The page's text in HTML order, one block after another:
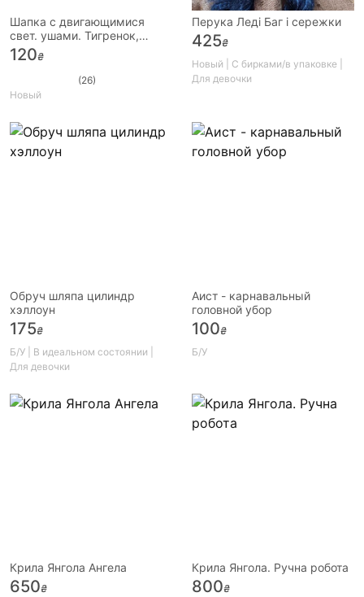
Шапка с двигающимися
свет. ушами. Тигренок,
120₴
(26)
Новый
Перука Леді Баг і сережки
425₴
Новый | С бирками/в упаковке |
Для девочки
Обруч шляпа цилиндр
хэллоун
175₴
Б/У | В идеальном состоянии |
Для девочки
Аист - карнавальный
головной убор
100₴
Б/У
Крила Янгола Ангела
650₴
Крила Янгола. Ручна робота
800₴